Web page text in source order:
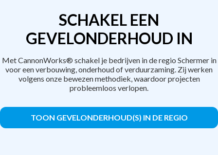
SCHAKEL EEN
GEVELONDERHOUD IN
Met CannonWorks® schakel je bedrijven in de regio Schermer in
voor een verbouwing, onderhoud of verduurzaming. Zij werken
volgens onze bewezen methodiek, waardoor projecten
probleemloos verlopen.
TOON GEVELONDERHOUD(S) IN DE REGIO